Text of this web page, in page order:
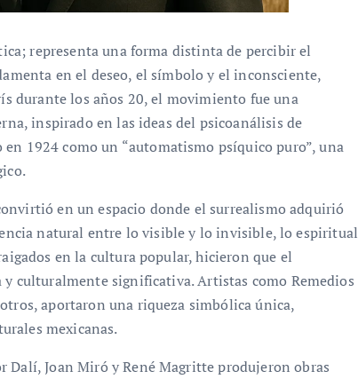
representa una forma distinta de percibir el
en el deseo, el símbolo y el inconsciente,
durante los años 20, el movimiento fue una
inspirado en las ideas del psicoanálisis de
1924 como un “automatismo psíquico puro”, una
en un espacio donde el surrealismo adquirió
natural entre lo visible y lo invisible, lo espiritual
en la cultura popular, hicieron que el
culturalmente significativa. Artistas como Remedios
aportaron una riqueza simbólica única,
mexicanas.
Joan Miró y René Magritte produjeron obras